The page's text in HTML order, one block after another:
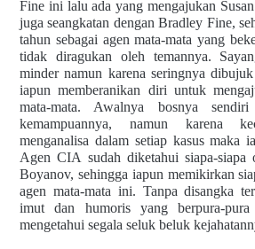
Fine ini lalu ada yang mengajukan
juga seangkatan dengan Bradley Fine,
tahun sebagai agen mata-mata yang
tidak diragukan oleh temannya.
minder namun karena seringnya
iapun memberanikan diri untuk
mata-mata. Awalnya bosnya
kemampuannya, namun karena
menganalisa dalam setiap kasus maka
Agen CIA sudah diketahui siapa-siapa
Boyanov, sehingga iapun memikirkan
agen mata-mata ini. Tanpa disangka
imut dan humoris yang berpura-
mengetahui segala seluk beluk